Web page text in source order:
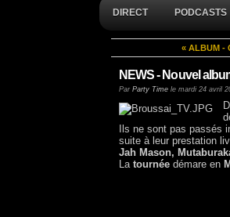
DIRECT PODCASTS
« ALBUM -
NEWS - Nouvel
Par Party Time le mardi 24 avril
Ils ne sont pas passés
suite à leur prestation
Jah Mason,
La tournée démare en